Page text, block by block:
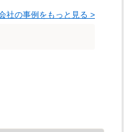
社の事例をもっと見る >